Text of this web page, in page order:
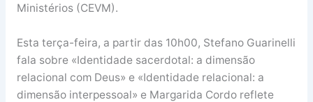
Ministérios (CEVM).
Esta terça-feira, a partir das 10h00, Stefano Guarinelli
fala sobre «Identidade sacerdotal: a dimensão
relacional com Deus» e «Identidade relacional: a
dimensão interpessoal» e Margarida Cordo reflete